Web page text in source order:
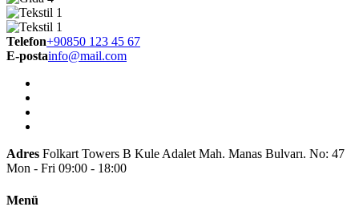
Telefon+90850 123 45 67
E-postainfo@mail.com
Adres Folkart Towers B Kule Adalet Mah. Manas Bulvarı. No: 47
Mon - Fri 09:00 - 18:00
Menü